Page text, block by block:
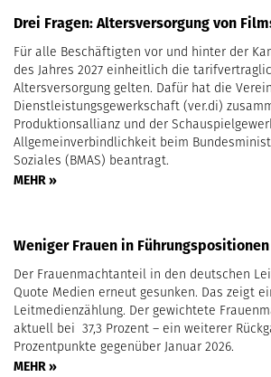
Drei Fragen: Altersversorgung von
Für alle Beschäftigten vor und hinter der
des Jahres 2027 einheitlich die
Altersversorgung gelten. Dafür hat die
Dienstleistungsgewerkschaft (ver.di)
Produktionsallianz und der
Allgemeinverbindlichkeit beim
Soziales (BMAS) beantragt.
MEHR »
Weniger Frauen in Führungspositionen
Der Frauenmachtanteil in den deutschen
Quote Medien erneut gesunken. Das zeigt
Leitmedienzählung. Der gewichtete
aktuell bei 37,3 Prozent – ein weiterer
Prozentpunkte gegenüber Januar 2026.
MEHR »